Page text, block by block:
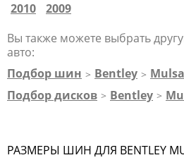
2010
2009
Вы также можете выбрать
авто:
Подбор шин > Bentley >
Подбор дисков > Bentley >
РАЗМЕРЫ ШИН ДЛЯ BENTLEY